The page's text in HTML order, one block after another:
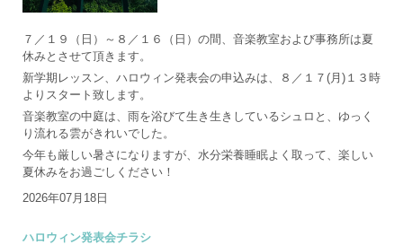
７／１９（日）～８／１６（日）の間、音楽教室および事務所は夏
休みとさせて頂きます。
新学期レッスン、ハロウィン発表会の申込みは、８／１７(月)１３時
よりスタート致します。
音楽教室の中庭は、雨を浴びて生き生きしているシュロと、ゆっく
り流れる雲がきれいでした。
今年も厳しい暑さになりますが、水分栄養睡眠よく取って、楽しい
夏休みをお過ごしください！
2026年07月18日
ハロウィン発表会チラシ